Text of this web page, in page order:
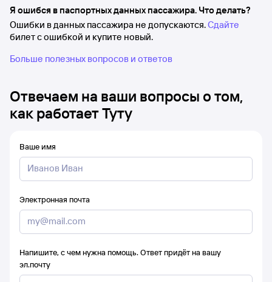
Я ошибся в паспортных данных пассажира. Что делать?
Ошибки в данных пассажира не допускаются.Сдайте
билет с ошибкой и купите новый.
Больше полезных вопросов и ответов
Отвечаем на ваши вопросы о том,
как работает Туту
Ваше имя
Электронная почта
Напишите, с чем нужна помощь. Ответ придёт на вашу
эл.почту